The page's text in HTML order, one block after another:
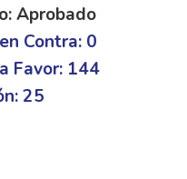
Aprobado
Contra: 0
Favor: 144
25